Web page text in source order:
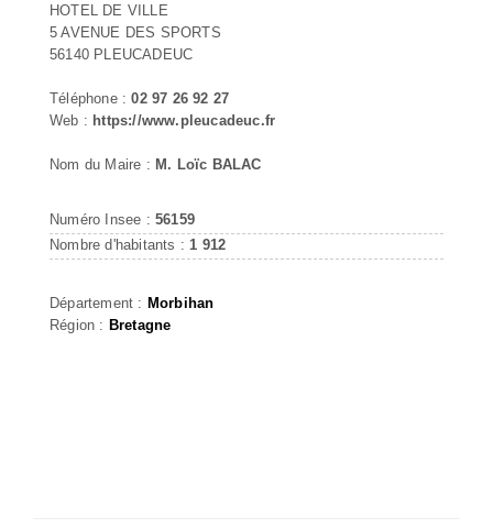
HOTEL DE VILLE
5 AVENUE DES SPORTS
56140 PLEUCADEUC
Téléphone :02 97 26 92 27
Web : https://www.pleucadeuc.fr
Nom du Maire : M. Loïc BALAC
Numéro Insee : 56159
Nombre d'habitants : 1 912
Département : Morbihan
Région : Bretagne